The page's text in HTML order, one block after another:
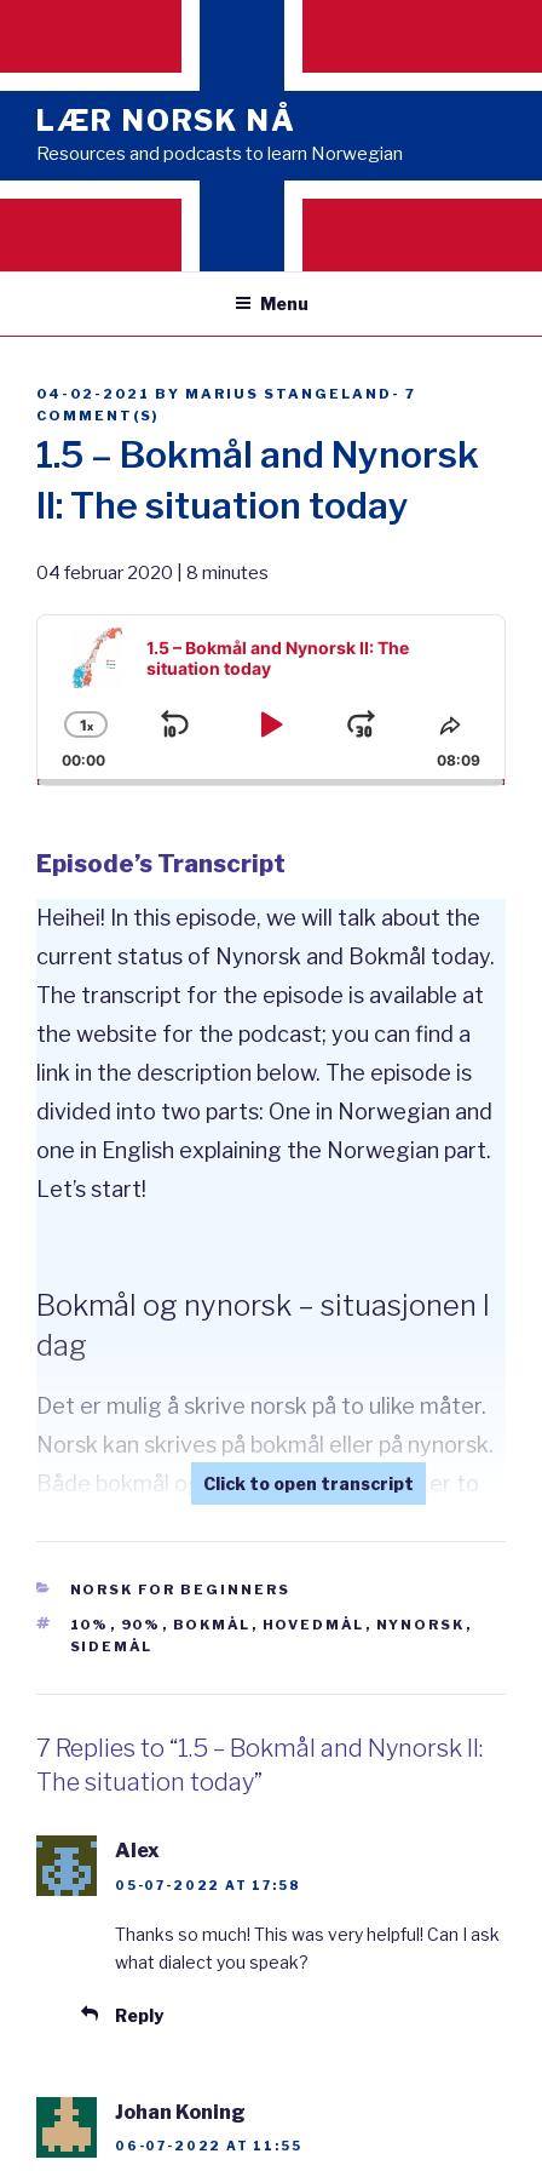
content
LÆR NORSK NÅ
Resources and podcasts to learn Norwegian
Menu
POSTED
ON
04-02-2021 BY MARIUS STANGELAND - 7
COMMENT(S)
1.5 – Bokmål and Nynorsk
II: The situation today
04 februar 2020 | 8 minutes
Audio
1.5 – Bokmål and Nynorsk II: The
situation today
Change
Playback
Rate
1x
Skip
Backward
Play
Pause
Jump
Forward
Share
This
00:00 08:09
Episode’s Transcript
Heihei! In this episode, we will talk about the
current status of Nynorsk and Bokmål today.
The transcript for the episode is available at
the website for the podcast; you can find a
link in the description below. The episode is
divided into two parts: One in Norwegian and
one in English explaining the Norwegian part.
Let’s start!
Bokmål og nynorsk – situasjonen I
dag
Det er mulig å skrive norsk på to ulike måter.
Norsk kan skrives på bokmål eller på nynorsk.
Både bokmål og nynorsk er norsk. Det er to
Bokmål er størst. 90% av alle i Norge har
bokmål som sitt
hovedmål
. Hovedmål er det
har nynorsk som sitt hovedmål. 10% bruker
nynorsk i Norge.
Siden det er vanligere å skrive bokmål, er det
mest materiale på bokmål. De fleste
lærebøkenepå norsk er på bokmål. Det
anbefalerdere derfor å lære dere bokmål.
heller lære dere nynorsk etter dere har lært
CATEGORIES
NORSK FOR BEGINNERS
TAGS
10% , 90% , BOKMÅL , HOVEDMÅL , NYNORSK ,
SIDEMÅL
7 Replies to “1.5 – Bokmål and Nynorsk II:
The situation today”
Alex
05-07-2022 AT 17:58
Thanks so much! This was very helpful! Can I ask
what dialect you speak?
Reply
Johan Koning
06-07-2022 AT 11:55